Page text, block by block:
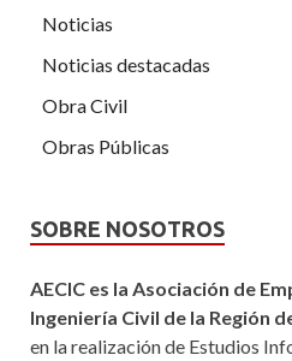
Noticias
Noticias destacadas
Obra Civil
Obras Públicas
SOBRE NOSOTROS
AECIC es la Asociación de
Ingeniería Civil de la Región
en la realización de Estudios